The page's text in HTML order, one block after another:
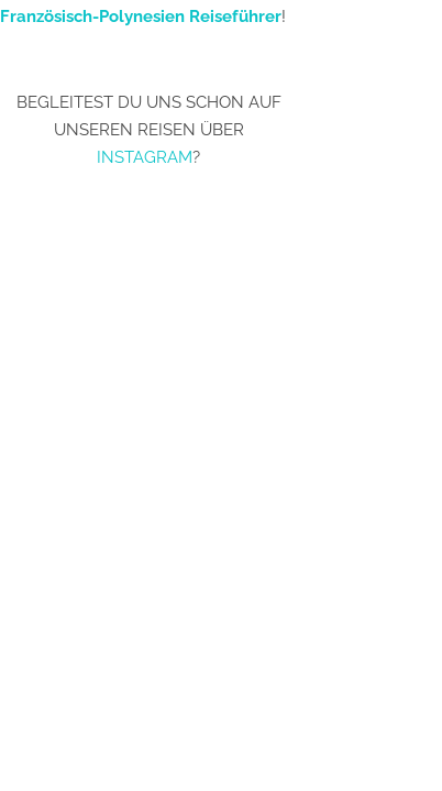
Französisch-Polynesien Reiseführer!
BEGLEITEST DU UNS SCHON AUF
UNSEREN REISEN ÜBER
INSTAGRAM?